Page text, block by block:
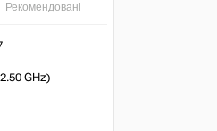
Рекомендовані
GHz)